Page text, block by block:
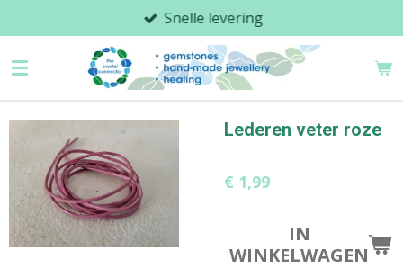
direct
naar
Snelle levering
Lederen veter roze
€ 1,99
IN
WINKELWAGEN